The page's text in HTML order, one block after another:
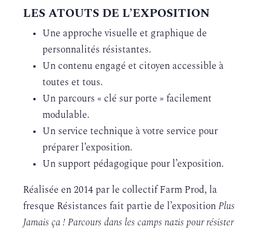
LES ATOUTS DE L’EXPOSITION
Une approche visuelle et graphique de
personnalités résistantes.
Un contenu engagé et citoyen accessible à
toutes et tous.
Un parcours « clé sur porte » facilement
modulable.
Un service technique à votre service pour
préparer l’exposition.
Un support pédagogique pour l’exposition.
Réalisée en 2014 par le collectif Farm Prod, la
fresque Résistances fait partie de l’expositionPlus
Jamais ça ! Parcours dans les camps nazis pour résister